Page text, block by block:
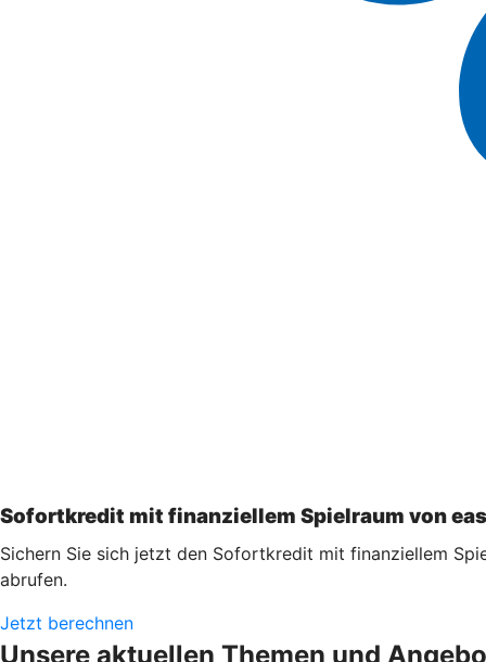
Sofortkredit mit finanziellem Spielraum von
Sichern Sie sich jetzt den Sofortkredit mit finanziellem
abrufen.
Jetzt berechnen
Unsere aktuellen Themen und